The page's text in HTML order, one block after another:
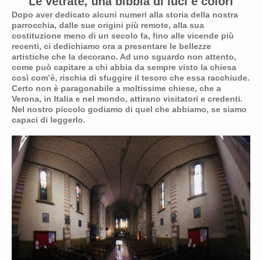
Dopo aver dedicato alcuni numeri alla storia della nostra
parrocchia, dalle sue origini più remote, alla sua
costituzione meno di un secolo fa, fino alle vicende più
recenti, ci dedichiamo ora a presentare le bellezze
artistiche che la decorano. Ad uno sguardo non attento,
come può capitare a chi abbia da sempre visto la chiesa
così com’è, rischia di sfuggire il tesoro che essa racchiude.
Certo non è paragonabile a moltissime chiese, che a
Verona, in Italia e nel mondo, attirano visitatori e credenti.
Nel nostro piccolo godiamo di quel che abbiamo, se siamo
capaci di leggerlo.